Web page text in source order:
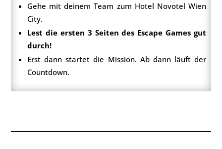
Gehe mit deinem Team zum Hotel Novotel Wien
City.
Lest die ersten 3 Seiten des Escape Games gut
durch!
Erst dann startet die Mission. Ab dann läuft der
Countdown.